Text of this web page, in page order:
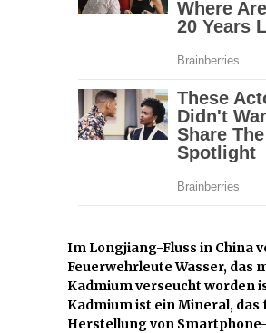
Im Longjiang-Fluss in China
Feuerwehrleute Wasser, das
Kadmium verseucht worden
Kadmium ist ein Mineral, das
Herstellung von